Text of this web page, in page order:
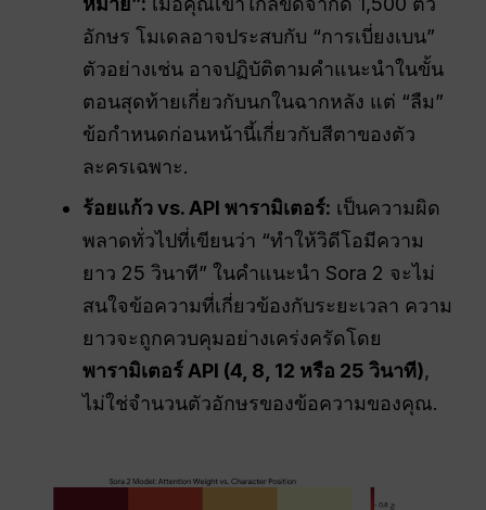
อักษร โมเดลอาจประสบกับ “การเบี่ยงเบน”
ตัวอย่างเช่น อาจปฏิบัติตามคำแนะนำในขั้น
ตอนสุดท้ายเกี่ยวกับนกในฉากหลัง แต่ “ลืม”
ข้อกำหนดก่อนหน้านี้เกี่ยวกับสีตาของตัว
ละครเฉพาะ.
ร้อยแก้ว vs.API พารามิเตอร์: เป็นความผิด
พลาดทั่วไปที่เขียนว่า “ทำให้วิดีโอมีความ
ยาว 25 วินาที” ในคำแนะนำ Sora 2 จะไม่
สนใจข้อความที่เกี่ยวข้องกับระยะเวลา ความ
ยาวจะถูกควบคุมอย่างเคร่งครัดโดย
พารามิเตอร์ API (4, 8, 12 หรือ 25 วินาที),
ไม่ใช่จำนวนตัวอักษรของข้อความของคุณ.